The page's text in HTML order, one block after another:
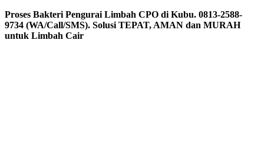
Proses Bakteri Pengurai Limbah CPO di Kubu. 0813-2588-
9734 (WA/Call/SMS). Solusi TEPAT, AMAN dan MURAH
untuk Limbah Cair